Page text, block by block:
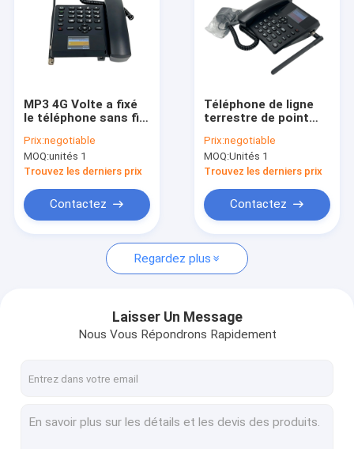
Au sujet de nous
Visite d'usine
Nouvelles
Shopping
Android a fixé le téléphone sans fil
4G a fixé le téléphone sans fil
LTE a fixé le téléphone sans fil
MP3 4G Volte a fixé
le téléphone sans fil
SIM Card de FM de
point névralgique de
WIFI
Prix:negotiable
MOQ:unités 1
Trouvez les derniers prix
Contactez
Téléphone de ligne
terrestre de point
d'antenne externe
avec double Sim Card
Prix:negotiable
MOQ:Unités 1
Trouvez les derniers prix
Contactez
Regardez plus
Laisser Un Message
Nous Vous Répondrons Rapidement